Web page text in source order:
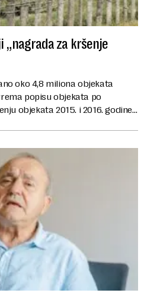
„nagrada za kršenje
oko 4,8 miliona objekata
popisu objekata po
objekata 2015. i 2016. godine,